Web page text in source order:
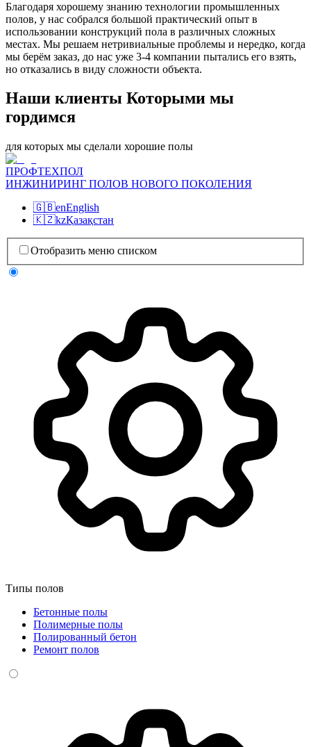
Благодаря хорошему знанию технологии промышленных
полов, у нас собрался большой практический опыт в
использовании конструкций пола в различных сложных
местах. Мы решаем нетривиальные проблемы и нередко, когда
мы берём заказ, до нас уже 3-4 компании пытались его взять,
но отказались в виду сложности объекта.
Наши клиенты Которыми мы
гордимся
для которых мы сделали хорошие полы
ПРОФТЕХПОЛ
ИНЖИНИРИНГ ПОЛОВ НОВОГО ПОКОЛЕНИЯ
🇬🇧enEnglish
🇰🇿kzҚазақстан
Отобразить меню списком
Типы полов
Бетонные полы
Полимерные полы
Полированный бетон
Ремонт полов